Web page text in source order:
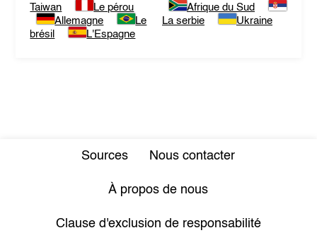
Taiwan
Le pérou
Allemagne
Le
brésil
L'Espagne
Afrique du Sud
La serbie
Ukraine
Sources Nous contacter
À propos de nous
Clause d'exclusion de responsabilité